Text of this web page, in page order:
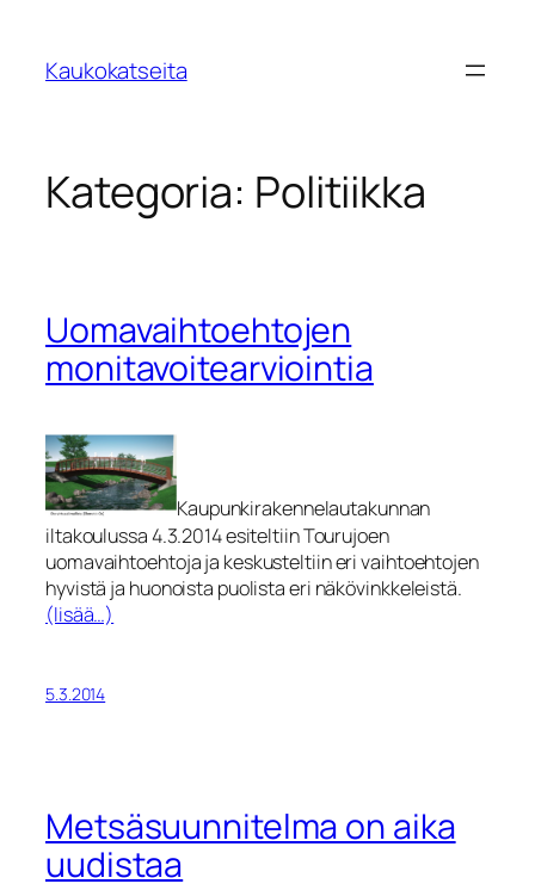
Kaukokatseita
Kategoria: Politiikka
Uomavaihtoehtojen
monitavoitearviointia
Kaupunkirakennelautakunnan
iltakoulussa 4.3.2014 esiteltiin Tourujoen
uomavaihtoehtoja ja keskusteltiin eri vaihtoehtojen
hyvistä ja huonoista puolista eri näkövinkkeleistä.
(lisää…)
5.3.2014
Metsäsuunnitelma on aika
uudistaa